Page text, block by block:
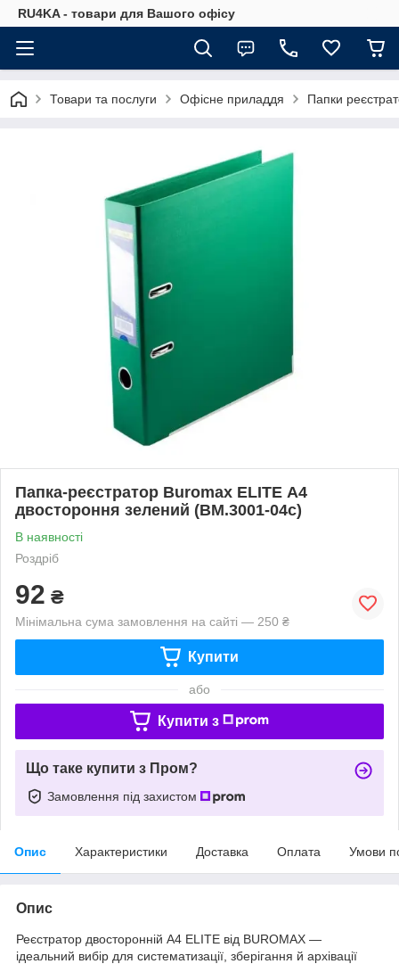
RU4KA - товари для Вашого офісу
Товари та послуги Офісне приладдя Папки
Папка-реєстратор Buromax ELITE А4
двостороння зелений (BM.3001-04c)
В наявності
Роздріб
92 ₴
Мінімальна сума замовлення на сайті — 250 ₴
Купити
або
Купити з
Що таке купити з Пром?
Замовлення під захистом
Опис Характеристики Доставка Оплата Умови
Опис
Реєстратор двосторонній А4 ELITE від BUROMAX —
ідеальний вибір для систематизації, зберігання й архівації